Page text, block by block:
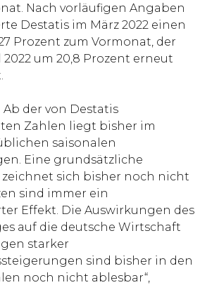
Nach vorläufigen Angaben
Destatis im März 2022 einen
Prozent zum Vormonat, der
um 20,8 Prozent erneut
Ab der von Destatis
Zahlen liegt bisher im
saisonalen
Eine grundsätzliche
sich bisher noch nicht
sind immer ein
Effekt. Die Auswirkungen des
auf die deutsche Wirtschaft
starker
sind bisher in den
noch nicht ablesbar“,